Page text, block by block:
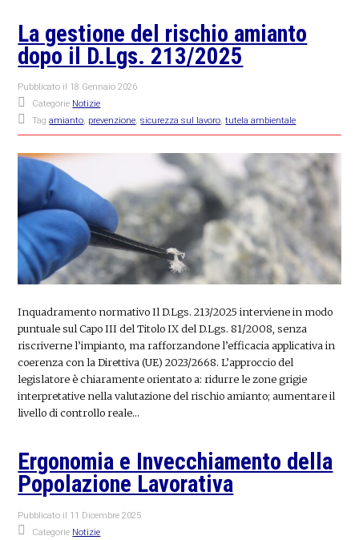
La gestione del rischio amianto
dopo il D.Lgs. 213/2025
Pubblicato il 18 Gennaio 2026
Categorie Notizie
Tagamianto, prevenzione,sicurezza sul lavoro,tutela ambientale
Inquadramento normativo Il D.Lgs. 213/2025 interviene in modo
puntuale sul Capo III del Titolo IX del D.Lgs. 81/2008, senza
riscriverne l’impianto, ma rafforzandone l’efficacia applicativa in
coerenza con la Direttiva (UE) 2023/2668. L’approccio del
legislatore è chiaramente orientato a: ridurre le zone grigie
interpretative nella valutazione del rischio amianto; aumentare il
livello di controllo reale…
Ergonomia e Invecchiamento della
Popolazione Lavorativa
Pubblicato il 11 Dicembre 2025
Categorie Notizie